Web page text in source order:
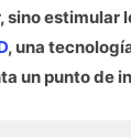
sino estimular
, una
un punto de